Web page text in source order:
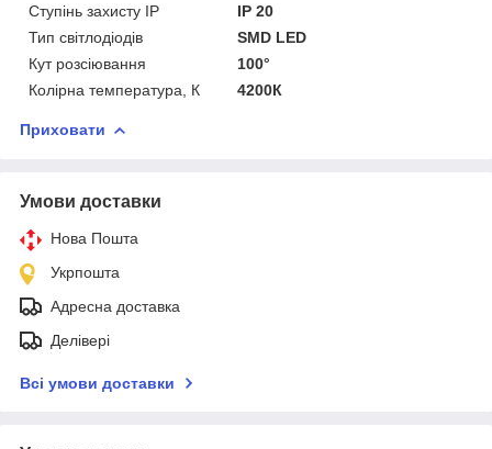
Ступінь захисту IP
IP 20
Тип світлодіодів
SMD LED
Кут розсіювання
100°
Колірна температура, К
4200К
Приховати
Умови доставки
Нова Пошта
Укрпошта
Адресна доставка
Делівері
Всі умови доставки